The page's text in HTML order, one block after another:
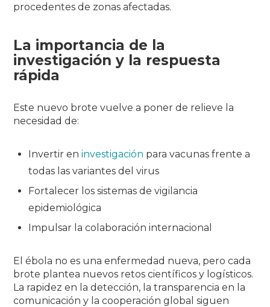
procedentes de zonas afectadas.
La importancia de la
investigación y la respuesta
rápida
Este nuevo brote vuelve a poner de relieve la
necesidad de:
Invertir eninvestigación para vacunas frente a
todas las variantes del virus
Fortalecer los sistemas de vigilancia
epidemiológica
Impulsar la colaboración internacional
El ébola no es una enfermedad nueva, pero cada
brote plantea nuevos retos científicos y logísticos.
La rapidez en la detección, la transparencia en la
comunicación y la cooperación global siguen